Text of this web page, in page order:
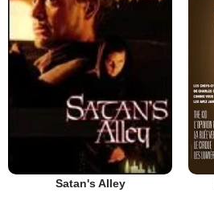
Satan's Alley